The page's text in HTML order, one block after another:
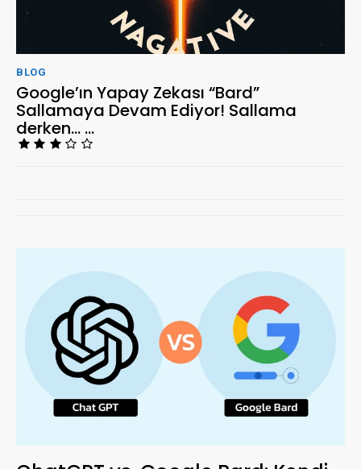
BLOG
Google’ın Yapay Zekası “Bard”
Sallamaya Devam Ediyor! Sallama
derken… …